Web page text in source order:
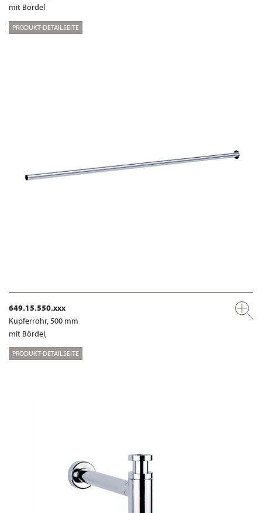
mit Bördel
PRODUKT-DETAILSEITE
649.15.550.xxx
Kupferrohr, 500 mm
mit Bördel,
PRODUKT-DETAILSEITE